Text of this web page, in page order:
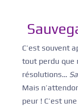
C’est souvent
tout perdu que
résolutions…
Mais
peur ! C’est